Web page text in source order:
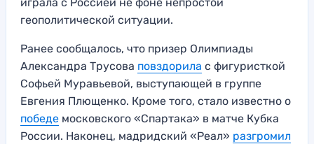
играла с Россией не фоне непростой
геополитической ситуации.
Ранее сообщалось, что призер Олимпиады
Александра Трусова повздорила с фигуристкой
Софьей Муравьевой, выступающей в группе
Евгения Плющенко. Кроме того, стало известно о
победе московского «Спартака» в матче Кубка
России. Наконец, мадридский «Реал» разгромил